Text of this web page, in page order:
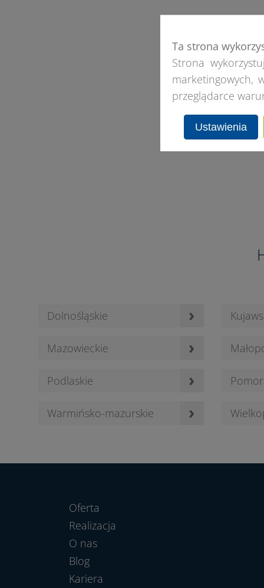
Dolnośląskie ›
Mazowieckie ›
Podlaskie ›
Warmińsko-mazurskie ›
Oferta
Realizacja
O nas
Blog
Kariera
Ta strona
Strona
marketingowych,
przeglądarce
Ustawienia